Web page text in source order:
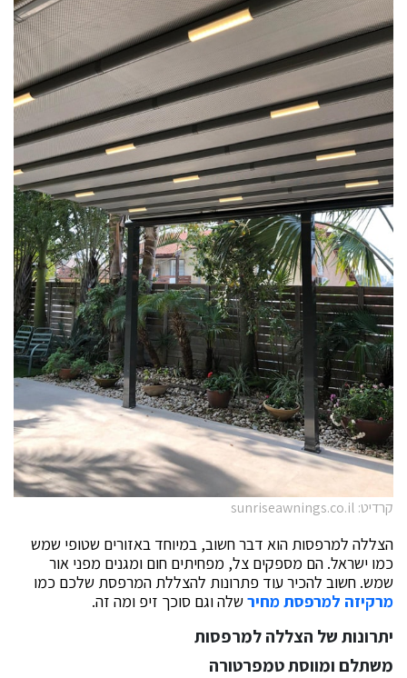
קרדיט: sunriseawnings.co.il
הצללה למרפסות הוא דבר חשוב, במיוחד באזורים שטופי שמש
כמו ישראל. הם מספקים צל, מפחיתים חום ומגנים מפני אור
שמש. חשוב להכיר עוד פתרונות להצללת המרפסת שלכם כמו
מרקיזה למרפסת מחירשלה וגם סוכך זיפ ומה זה.
יתרונות של הצללה למרפסות
משתלם ומווסת טמפרטורה